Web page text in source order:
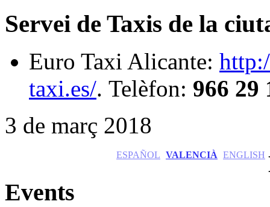
Servei de Taxis de la
Euro Taxi Alicante:
taxi.es/. Telèfon: 966 29
3 de març 2018
ESPAÑOL VALENCIÀ ENGLISH
Events